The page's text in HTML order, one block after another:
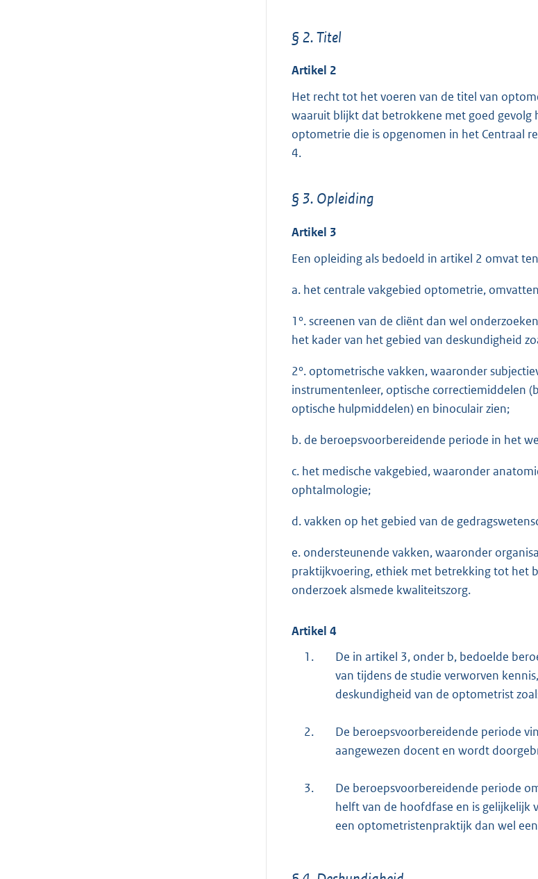
§ 2. Titel
Artikel 2
Het recht tot het voeren van de titel van
waaruit blijkt dat betrokkene met goed
optometrie die is opgenomen in het Centraal
4.
§ 3. Opleiding
Artikel 3
Een opleiding als bedoeld in artikel 2 omvat
a. het centrale vakgebied optometrie,
1°. screenen van de cliënt dan wel
het kader van het gebied van deskundigheid
2°. optometrische vakken, waaronder
instrumentenleer, optische correctiemiddelen
optische hulpmiddelen) en binoculair zien;
b. de beroepsvoorbereidende periode in het
c. het medische vakgebied, waaronder
ophtalmologie;
d. vakken op het gebied van de
e. ondersteunende vakken, waaronder
praktijkvoering, ethiek met betrekking tot het
onderzoek alsmede kwaliteitszorg.
Artikel 4
1.
De in artikel 3, onder b, bedoelde
van tijdens de studie verworven
deskundigheid van de optometrist
2.
De beroepsvoorbereidende periode
aangewezen docent en wordt
3.
De beroepsvoorbereidende periode
helft van de hoofdfase en is
een optometristenpraktijk dan wel